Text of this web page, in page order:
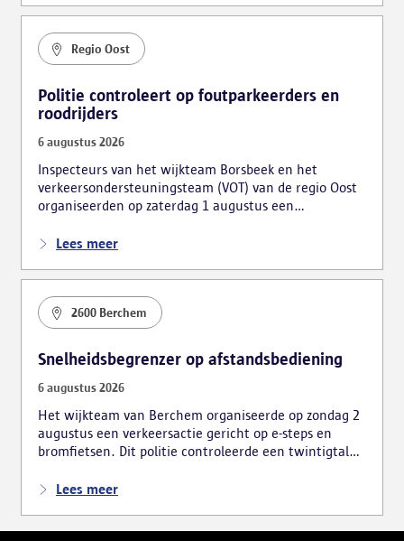
Regio Oost
Politie controleert op foutparkeerders en
roodrijders
6 augustus 2026
Inspecteurs van het wijkteam Borsbeek en het
verkeersondersteuningsteam (VOT) van de regio Oost
organiseerden op zaterdag 1 augustus een
foutparkeerders en roodrijders.
Lees meer
2600 Berchem
Snelheidsbegrenzer op afstandsbediening
6 augustus 2026
Het wijkteam van Berchem organiseerde op zondag 2
augustus een verkeersactie gericht op e-steps en
bromfietsen. Dit politie controleerde een twintigtal
Lees meer